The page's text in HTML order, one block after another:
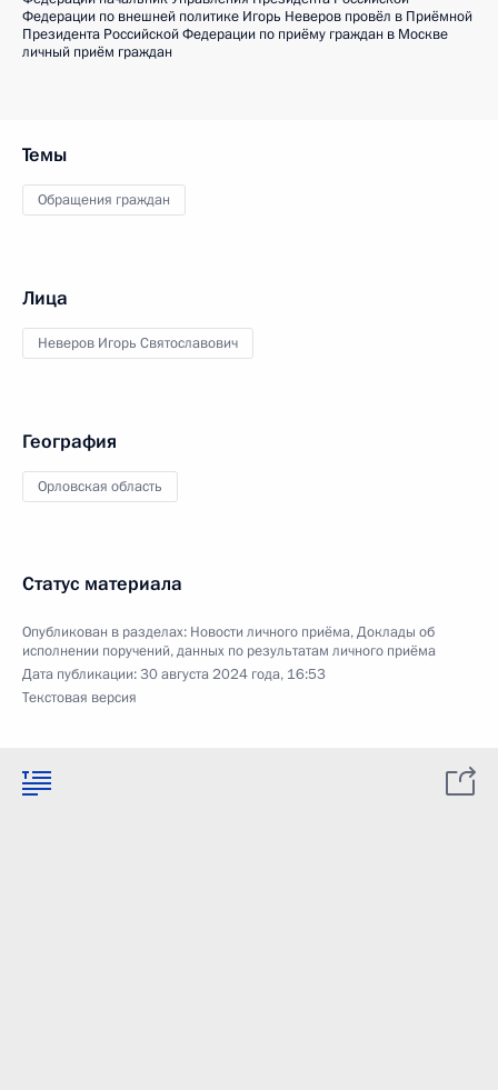
Федерации по внешней политике Игорь Неверов провёл в Приёмной
Президента Российской Федерации по приёму граждан в Москве
личный приём граждан
Темы
Обращения граждан
Лица
Неверов Игорь Святославович
География
Орловская область
Статус материала
Опубликован в разделах: Новости личного приёма,Доклады об
исполнении поручений, данных по результатам личного приёма
Дата публикации:30 августа 2024 года, 16:53
Текстовая версия